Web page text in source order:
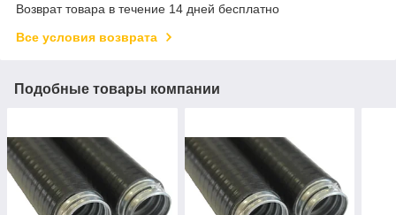
Возврат товара в течение 14 дней бесплатно
Все условия возврата
Подобные товары компании